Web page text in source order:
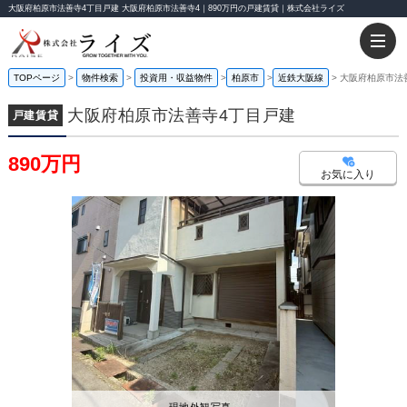
大阪府柏原市法善寺4丁目戸建 大阪府柏原市法善寺4｜890万円の戸建賃貸｜株式会社ライズ
TOPページ 物件検索 投資用・収益物件 柏原市 近鉄大阪線 大阪府柏原市法
戸建賃貸 大阪府柏原市法善寺4丁目戸建
890万円 お気に入り